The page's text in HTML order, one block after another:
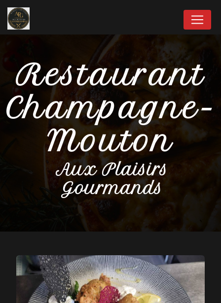
Restaurant
Champagne-
Mouton
Aux Plaisirs
Gourmands
Panneau de gestion des cookies